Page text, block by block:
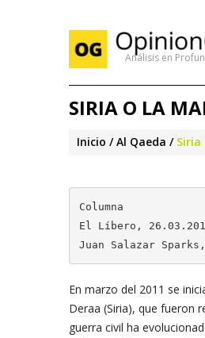
Análisis en
SIRIA O LA
Inicio Al Qaeda
Columna
El Líbero,
Juan Salazar
En marzo del 2011 se
Deraa (Siria), que fueron
guerra civil ha